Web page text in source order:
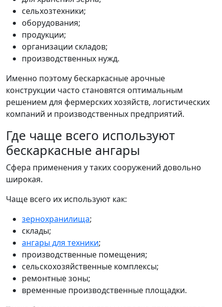
сельхозтехники;
оборудования;
продукции;
организации складов;
производственных нужд.
Именно поэтому бескаркасные арочные
конструкции часто становятся оптимальным
решением для фермерских хозяйств, логистических
компаний и производственных предприятий.
Где чаще всего используют
бескаркасные ангары
Сфера применения у таких сооружений довольно
широкая.
Чаще всего их используют как:
зернохранилища;
склады;
ангары для техники;
производственные помещения;
сельскохозяйственные комплексы;
ремонтные зоны;
временные производственные площадки.